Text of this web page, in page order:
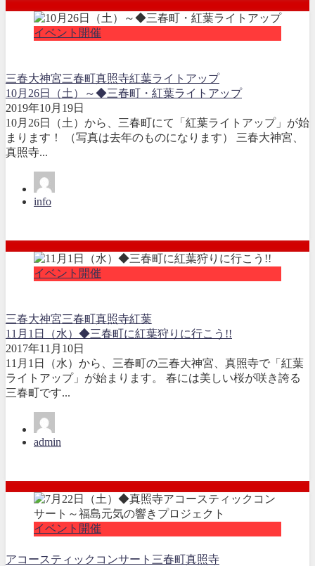
イベント開催
三春大神宮三春町真照寺紅葉ライトアップ
10月26日（土）～◆三春町・紅葉ライトアップ
2019年10月19日
10月26日（土）から、三春町にて「紅葉ライトアップ」が始
まります！ （写真は去年のものになります） 三春大神宮、
真照寺...
info
イベント開催
三春大神宮三春町真照寺紅葉
11月1日（水）◆三春町に紅葉狩りに行こう!!
2017年11月10日
11月1日（水）から、三春町の三春大神宮、真照寺で「紅葉
ライトアップ」が始まります。 春には美しい桜が咲き誇る
三春町です...
admin
イベント開催
アコースティック コンサート 三春町真照寺